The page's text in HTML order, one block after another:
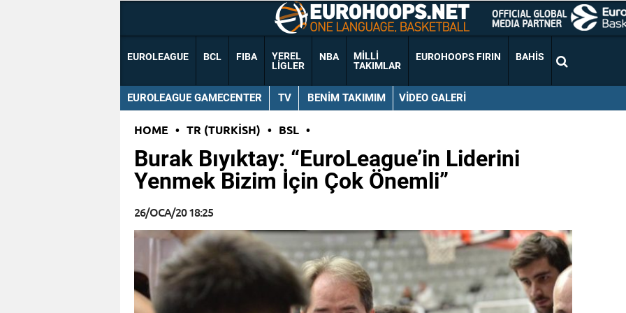
EUROLEAGUE BCL FIBA
YEREL
LIGLER
NBA
MILLI
TAKIMLAR
EUROHOOPS FIRIN BAHIS
EUROLEAGUE GAMECENTER TV BENIM TAKIMIM VIDEO GALERI
HOME • TR (TURKISH) • BSL •
Burak Bıyıktay: “EuroLeague’in Liderini
Yenmek Bizim İçin Çok Önemli”
26/OCA/20 18:25